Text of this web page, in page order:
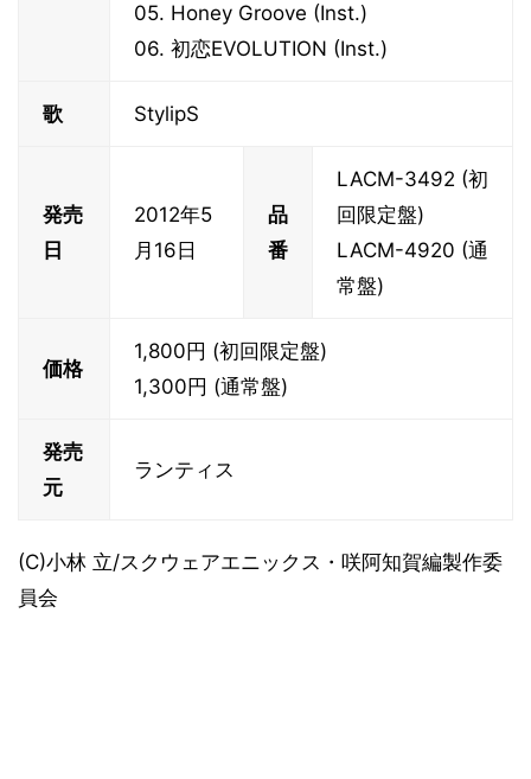
05. Honey Groove (Inst.)
06. 初恋EVOLUTION (Inst.)
歌 StylipS
発売
日
2012年5
月16日
品
番
LACM-3492 (初
回限定盤)
LACM-4920 (通
常盤)
価格
1,800円 (初回限定盤)
1,300円 (通常盤)
発売
元
ランティス
(C)小林 立/スクウェアエニックス・咲阿知賀編製作委
員会